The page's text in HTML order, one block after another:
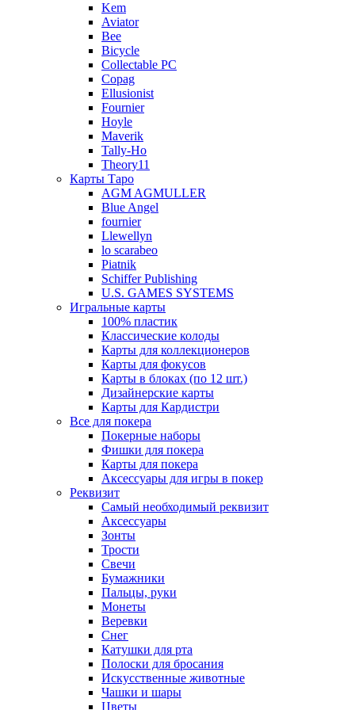
Kem
Aviator
Bee
Bicycle
Collectable PC
Copag
Ellusionist
Fournier
Hoyle
Maverik
Tally-Ho
Theory11
Карты Таро
AGM AGMULLER
Blue Angel
fournier
Llewellyn
lo scarabeo
Piatnik
Schiffer Publishing
U.S. GAMES SYSTEMS
Игральные карты
100% пластик
Классические колоды
Карты для коллекционеров
Карты для фокусов
Карты в блоках (по 12 шт.)
Дизайнерские карты
Карты для Кардистри
Все для покера
Покерные наборы
Фишки для покера
Карты для покера
Аксессуары для игры в покер
Реквизит
Самый необходимый реквизит
Аксессуары
Зонты
Трости
Свечи
Бумажники
Пальцы, руки
Монеты
Веревки
Снег
Катушки для рта
Полоски для бросания
Искусственные животные
Чашки и шары
Цветы